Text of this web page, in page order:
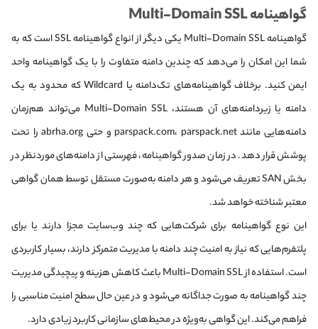
گواهینامه Multi-Domain SSL
گواهینامه Multi-Domain SSL یکی دیگر از انواع گواهینامه SSL است که به
شما این امکان را می‌دهد که چندین دامنه متفاوت را با یک گواهینامه واحد
ایمن کنید. برخلاف گواهینامه‌های تک‌دامنه یا Wildcard که محدود به یک
دامنه یا زیردامنه‌های آن هستند، Multi-Domain SSL می‌تواند هم‌زمان
دامنه‌هایی مانند parspack.com، parspack.net و حتی abrha.org را تحت
پوشش قرار دهد. در زمان صدور گواهینامه، فهرستی از دامنه‌های موردنظر در
بخش SAN تعریف می‌شود و هر دامنه به‌صورت مستقل توسط همان گواهی
معتبر شناخته خواهد شد.
این نوع گواهینامه برای شرکت‌هایی که چند وب‌سایت مجزا دارند یا برای
پلتفرم‌هایی که نیاز به امنیت چند دامنه با مدیریت متمرکز دارند، بسیار کاربردی
است. استفاده از Multi-Domain SSL باعث کاهش هزینه و پیچیدگی مدیریت
چند گواهینامه به صورت جداگانه می‌شود و در عین حال سطح امنیت مناسبی را
فراهم می‌کند. این گواهی به‌ویژه در محیط‌های سازمانی کاربرد زیادی دارد.